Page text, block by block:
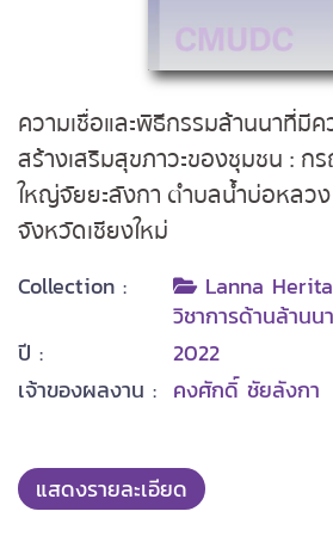
ความเชื่อและพิธีกรรมล้านนาที่มี
สร้างเสริมสุขภาวะของชุมชน :
ใหญ่จัยยะลังกา ตำบลน้ำบ่อหลว
จังหวัดเชียงใหม่
Collection : Lanna
วิชาการด้านล้านนา
ปี :
2022
เจ้าของผลงาน : คงศักดิ์ ชัยลังกา
แสดงรายละเอียด